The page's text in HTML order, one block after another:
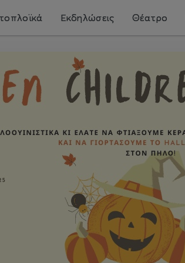
Εκδηλώσεις Θέατρο